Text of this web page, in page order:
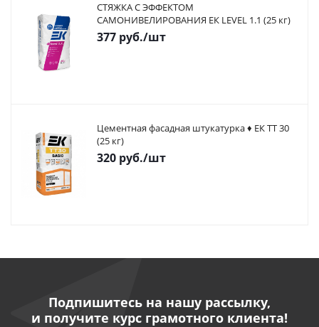
СТЯЖКА С ЭФФЕКТОМ
САМОНИВЕЛИРОВАНИЯ ЕК LEVEL 1.1 (25 кг)
377 руб./шт
Цементная фасадная штукатурка ♦ ЕК ТТ 30
(25 кг)
320 руб./шт
Подпишитесь на нашу рассылку,
и получите курс грамотного клиента!